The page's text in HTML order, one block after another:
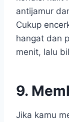
antijamur
Cukup
hangat dan
menit, lalu
9.
Jika kamu